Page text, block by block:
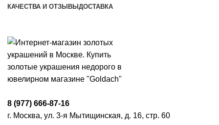
КАЧЕСТВА И ОТЗЫВЫ ДОСТАВКА
8 (977) 666-87-16
г. Москва, ул. 3-я Мытищинская, д. 16, стр. 60